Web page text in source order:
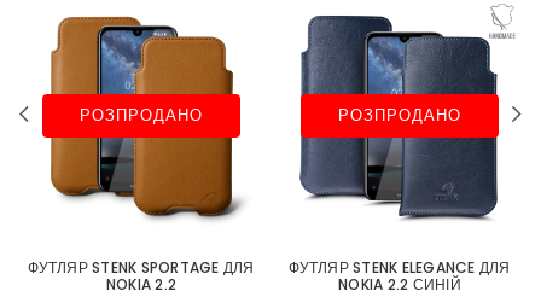
РОЗПРОДАНО
ФУТЛЯР STENK SPORTAGE ДЛЯ
NOKIA 2.2
РОЗПРОДАНО
ФУТЛЯР STENK ELEGANCE ДЛЯ
NOKIA 2.2 СИНІЙ